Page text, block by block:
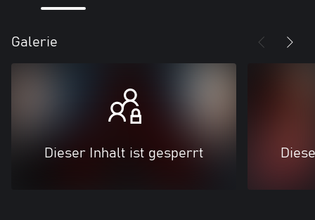
Galerie
Dieser Inhalt ist gesperrt